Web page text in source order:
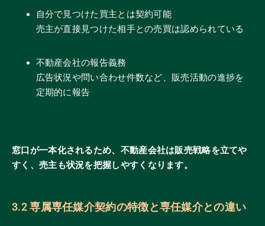
自分で見つけた買主とは契約可能
売主が直接見つけた相手との売買は認められている
不動産会社の報告義務
広告状況や問い合わせ件数など、販売活動の進捗を
定期的に報告
窓口が一本化されるため、不動産会社は販売戦略を立てや
すく、売主も状況を把握しやすくなります。
3.2 専属専任媒介契約の特徴と専任媒介との違い